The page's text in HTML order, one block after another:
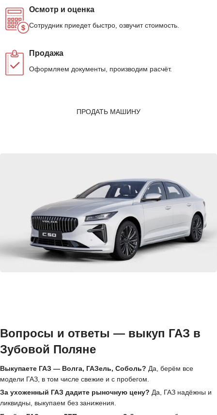
Осмотр и оценка
Сотрудник приедет быстро, озвучит стоимость.
Продажа
Оформляем документы, производим расчёт.
ПРОДАТЬ МАШИНУ
Вопросы и ответы — выкуп ГАЗ в
Зубовой Поляне
Выкупаете ГАЗ — Волга, ГАЗель, Соболь? Да, берём все
модели ГАЗ, в том числе свежие и с пробегом.
За ухоженный ГАЗ дадите рыночную цену? Да, ГАЗ надёжны и
ликвидны, выкупаем без занижения.